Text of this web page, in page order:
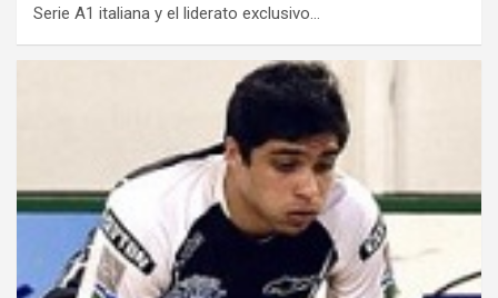
Serie A1 italiana y el liderato exclusivo…